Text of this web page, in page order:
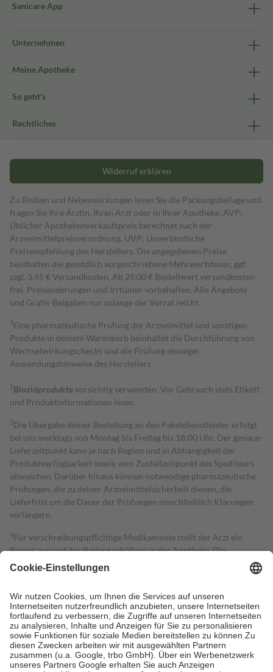
Sanicare App
Unternehmen
Meine Apotheke
So geht's
Rechtliches
Widerruf erklären
Zu Risiken und Nebenwirkungen lesen Sie die Packungsbeilage und
fragen Sie Ihre Ärztin, Ihren Arzt oder in Ihrer Apotheke. AVP:
Üblicher Apothekenverkaufspreis berechnet nach der
Arzneimittelpreisverordnung. UVP: Unverbindliche
Preisempfehlung des Herstellers. Die angegebenen Preise
beinhalten die gesetzlich vorgeschriebene Mehrwertsteuer, ggf.
zzgl. 3,95 € Versandkosten. Ab 29,00 € Bestell­wert versand­kosten­
frei. Preisänderungen und Irrtümer vorbehalten. Alle Angebote
und Gratis-Beigaben nur solange der Vorrat reicht.
1 Eine pharmazeutische Prüfung der Arzneimittel und sonstigen
Produkte in deinem Warenkorb beinhaltet die Durchführung von
Wechselwirkungschecks und die Prüfung etwaiger
Anwendungshinweise des Herstellers.
2Biozidproduktevorsichtig verwenden. Vor Gebrauch stets Etikett
und Produktinformationen lesen.
3Die Übergabe deiner Bestellung an den Paketdienstleister erfolgt
bei uns werktags von Montag bis Freitag bis 18:00 Uhr. Der genaue
Lieferzeitpunkt kann je nach Region und in Abhängigkeit der
Produktverfügbarkeit sowie vom Zustellzeitpunkt des Spediteurs
abweichen. Darüber hinaus können notwendige pharmazeutische
Prüfungen, die zu deiner Arzneimittelsicherheit dienen, die
Lieferfrist um die Dauer der Prüfungen einschließlich Klärungen
verlängern.
4Für verschreibungspflichtige Medikamente stellt der Arzt ein
Rezept aus und der Patient erhält sie in der Apotheke. Die
gesetzliche Krankenversicherung übernimmt in der Regel die
Kosten dafür, der Versicherte trägt einen Teil davon als Zuzahlung
Grundsätzlich leisten Mitglieder Zuzahlungen in Höhe von zehn
Prozent des Abgabepreises,mindestens jedochfünf Euround
höchstens zehn Euro.Es sind jedoch nie mehr als die tatsächlichen
Kosten der Leistung zu entrichten.
Diese Regeln gelten grundsätzlich auch für Online-Apotheken.
Bei Heilmitteln und häuslicher Krankenpflege beträgt die